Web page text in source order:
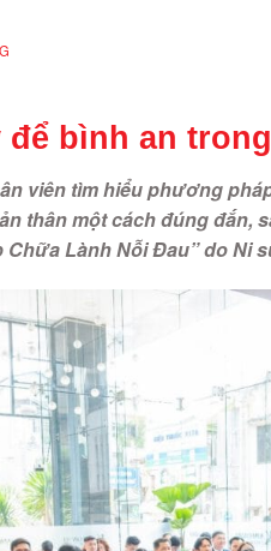
để bình an
viên tìm hiểu phương
thân một cách đúng đắn,
Lành Nỗi Đau” do Ni